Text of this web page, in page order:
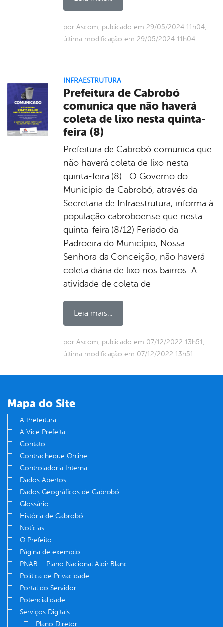
por Ascom, publicado em 29/05/2024 11h04,
última modificação em 29/05/2024 11h04
INFRAESTRUTURA
Prefeitura de Cabrobó
comunica que não haverá
coleta de lixo nesta quinta-
feira (8)
Prefeitura de Cabrobó comunica que
não haverá coleta de lixo nesta
quinta-feira (8) O Governo do
Município de Cabrobó, através da
Secretaria de Infraestrutura, informa à
população cabroboense que nesta
quinta-feira (8/12) Feriado da
Padroeira do Município, Nossa
Senhora da Conceição, não haverá
coleta diária de lixo nos bairros. A
atividade de coleta de
Leia mais...
por Ascom, publicado em 07/12/2022 13h51,
última modificação em 07/12/2022 13h51
Mapa do Site
A Prefeitura
A Vice Prefeita
Contato
Contracheque Online
Controladoria Interna
Dados Abertos
Dados Geográficos de Cabrobó
Glossário
História de Cabrobó
Notícias
O Prefeito
Página de exemplo
PNAB – Plano Nacional Aldir Blanc
Política de Privacidade
Portal do Servidor
Potencialidade
Serviços Digitais
Plano Diretor